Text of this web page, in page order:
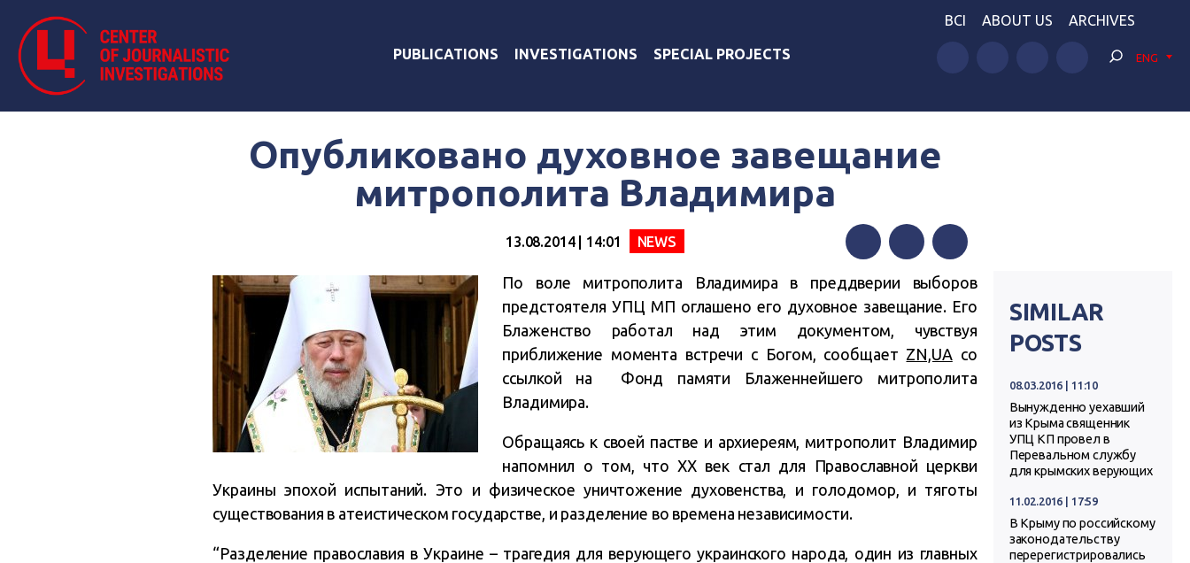
PUBLICATIONS INVESTIGATIONS SPECIAL PROJECTS
BCI ABOUT US ARCHIVES
ENG
Опубликовано духовное завещание
митрополита Владимира
13.08.2014 | 14:01 NEWS
FacebookTwitterTelegram
По воле митрополита Владимира в преддверии выборов
предстоятеля УПЦ МП оглашено его духовное завещание. Его
Блаженство работал над этим документом, чувствуя
приближение момента встречи с Богом, сообщает ZN,UAсо
ссылкой на Фонд памяти Блаженнейшего митрополита
Владимира.
Обращаясь к своей пастве и архиереям, митрополит Владимир
напомнил о том, что XX век стал для Православной церкви
Украины эпохой испытаний. Это и физическое уничтожение духовенства, и голодомор, и тяготы
существования в атеистическом государстве, и разделение во времена независимости.
“Разделение православия в Украине – трагедия для верующего украинского народа, один из главных
SIMILAR
POSTS
08.03.2016 | 11:10
Вынужденно уехавший
из Крыма священник
УПЦ КП провел в
Перевальном службу
для крымских верующих
11.02.2016 | 17:59
В Крыму по российскому
законодательству
перерегистрировались